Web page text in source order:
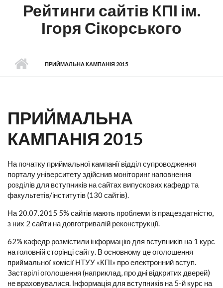
Рейтинги сайтів КПІ ім.
Ігоря Сікорського
MAIN MENU
ПРИЙМАЛЬНА КАМПАНІЯ 2015
ПРИЙМАЛЬНА
КАМПАНІЯ 2015
На початку приймальної кампанії відділ супроводження
порталу університету здійснив моніторинг наповнення
розділів для вступників на сайтах випускових кафедр та
факультетів/інститутів (130 сайтів).
На 20.07.2015 5% сайтів мають проблеми із працездатністю,
з них 2 сайти на довготривалій реконструкції.
62% кафедр розмістили інформацію для вступників на 1 курс
на головній сторінці сайту. В основному це оголошення
приймальної комісії НТУУ «КПІ» про електронний вступ.
Застарілі оголошення (наприклад, про дні відкритих дверей)
не враховувалися. Інформація для вступників на 5-й курс на